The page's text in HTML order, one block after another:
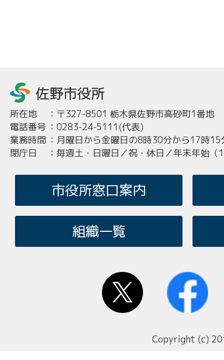
所在地 ： 〒327-8501 栃木県佐野市高砂町1番地
電話番号 ： 0283-24-5111(代表)
業務時間 ： 月曜日から金曜日の8時30分から17時15
閉庁日
： 毎週土・日曜日／祝・休日／年末年始
市役所窓口案内
組織一覧
Copyright (c)